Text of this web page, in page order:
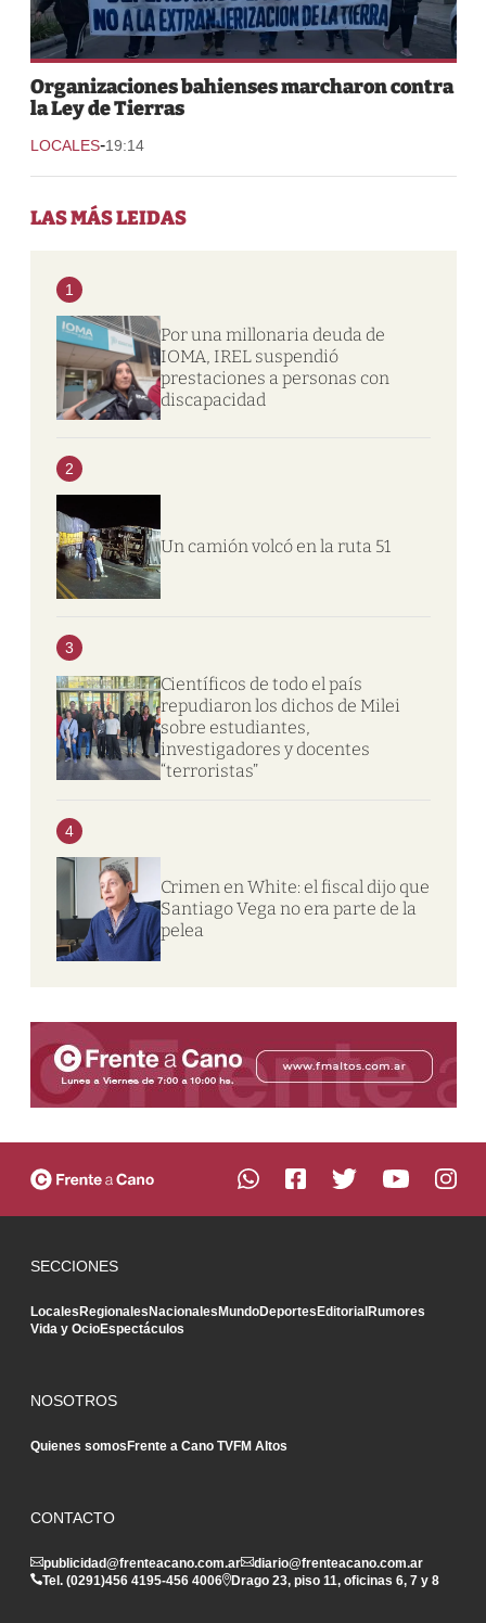
Organizaciones bahienses marcharon contra
la Ley de Tierras
LOCALES-19:14
LAS MÁS LEIDAS
1
Por una millonaria deuda de
IOMA, IREL suspendió
prestaciones a personas con
discapacidad
2
Un camión volcó en la ruta 51
3
Científicos de todo el país
repudiaron los dichos de Milei
sobre estudiantes,
investigadores y docentes
“terroristas”
4
Crimen en White: el fiscal dijo que
Santiago Vega no era parte de la
pelea
SECCIONES
LocalesRegionalesNacionalesMundoDeportesEditorialRumores
Vida y OcioEspectáculos
NOSOTROS
Quienes somosFrente a Cano TVFM Altos
CONTACTO
publicidad@frenteacano.com.ar
diario@frenteacano.com.ar
Tel. (0291)456 4195-456 4006 Drago 23, piso 11, oficinas 6, 7 y 8